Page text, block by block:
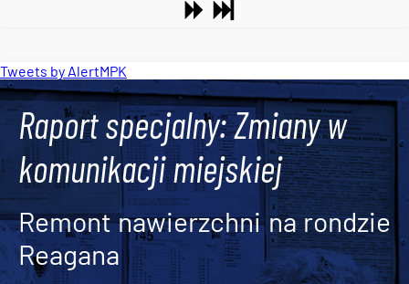
Tweets by AlertMPK
Raport specjalny: Zmiany w
komunikacji miejskiej
Remont nawierzchni na rondzie
Reagana